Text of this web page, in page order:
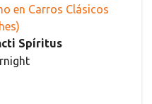
en Carros Clásicos
Spíritus